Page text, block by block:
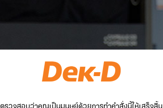
ตรวจสอบว่าคุณเป็นมนุษย์ด้วยการทำคำสั่งนี้ให้เสร็จสิ้น